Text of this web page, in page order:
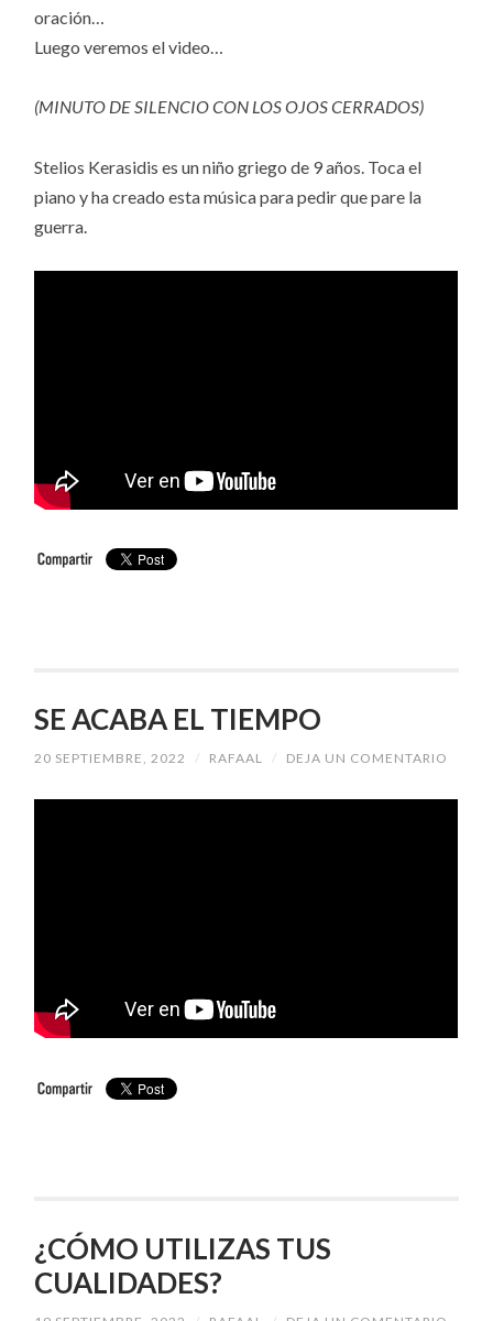
oración…
Luego veremos el video…
(MINUTO DE SILENCIO CON LOS OJOS CERRADOS)
Stelios Kerasidis es un niño griego de 9 años. Toca el
piano y ha creado esta música para pedir que pare la
guerra.
SE ACABA EL TIEMPO
20 SEPTIEMBRE, 2022 / RAFAAL / DEJA UN COMENTARIO
¿CÓMO UTILIZAS TUS
CUALIDADES?